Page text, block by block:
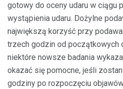
gotowy do oceny udaru w ciągu
wystąpienia udaru. Dożylne
największą korzyść przy
trzech godzin od początkowych
niektóre nowsze badania
okazać się pomocne, jeśli
godziny po rozpoczęciu